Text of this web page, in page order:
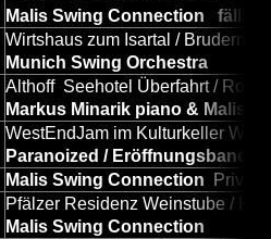
Malis Swing Connection fällt
Wirtshaus zum Isartal /
Munich Swing Orchestra
Althoff Seehotel Überfahrt /
Markus Minarik piano & Malis
WestEndJam im Kulturkeller
Paranoized / Eröffnungsband
Malis Swing Connection
Pfälzer Residenz Weinstube /
Malis Swing Connection